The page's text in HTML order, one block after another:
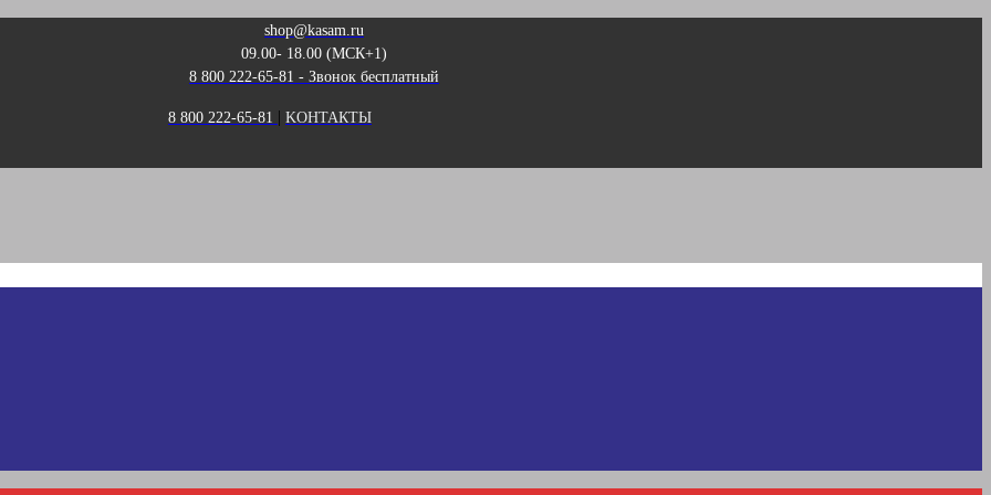
shop@kasam.ru
09.00- 18.00 (МСК+1)
8 800 222-65-81 - Звонок бесплатный
8 800 222-65-81 | KОНТАКТЫ